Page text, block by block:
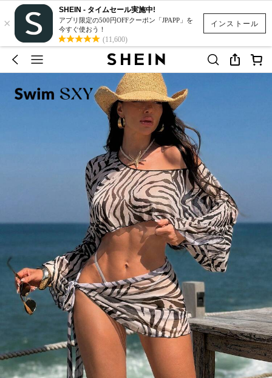
インストール
×
SHEIN - タイムセール実施中!
アプリ限定の500円OFFクーポン「JPAPP」を
今すぐ使おう！
(11,600)